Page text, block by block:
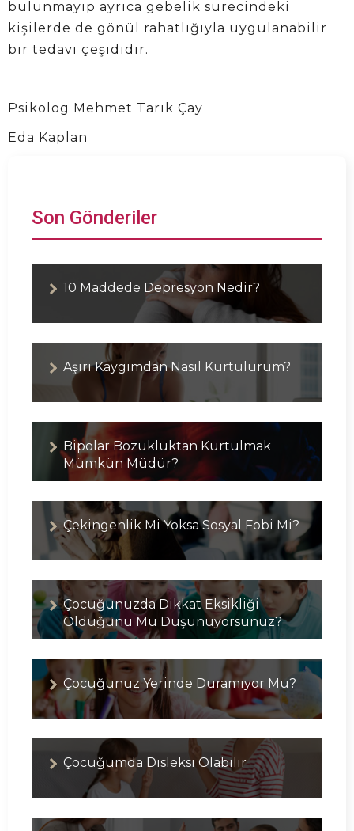
bulunmayıp ayrıca gebelik sürecindeki
kişilerde de gönül rahatlığıyla uygulanabilir
bir tedavi çeşididir.
Psikolog Mehmet Tarık Çay
Eda Kaplan
Son Gönderiler
10 Maddede Depresyon Nedir?
Aşırı Kaygımdan Nasıl Kurtulurum?
Bipolar Bozukluktan Kurtulmak
Mümkün Müdür?
Çekingenlik Mi Yoksa Sosyal Fobi Mi?
Çocuğunuzda Dikkat Eksikliği
Olduğunu Mu Düşünüyorsunuz?
Çocuğunuz Yerinde Duramıyor Mu?
Çocuğumda Disleksi Olabilir